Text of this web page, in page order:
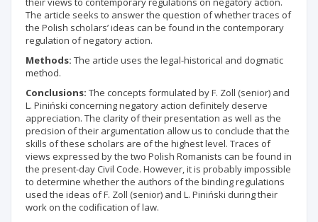
The article seeks to answer the question of whether traces of
the Polish scholars’ ideas can be found in the contemporary
regulation of negatory action.
Methods: The article uses the legal-historical and dogmatic
method.
Conclusions: The concepts formulated by F. Zoll (senior) and
L. Piniński concerning negatory action definitely deserve
appreciation. The clarity of their presentation as well as the
precision of their argumentation allow us to conclude that the
skills of these scholars are of the highest level. Traces of
views expressed by the two Polish Romanists can be found in
the present-day Civil Code. However, it is probably impossible
to determine whether the authors of the binding regulations
used the ideas of F. Zoll (senior) and L. Piniński during their
work on the codification of law.